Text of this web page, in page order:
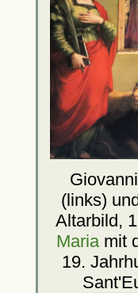
(links)
Altarbild,
Maria mit
19.